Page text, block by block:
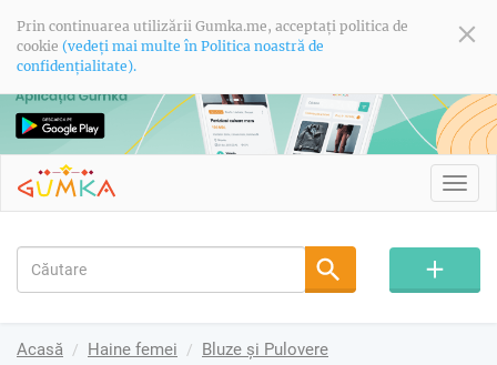
Prin continuarea utilizării Gumka.me, acceptați politica de
cookie (vedeți mai multe în Politica noastră de
confidențialitate).
Acasă Haine femei Bluze și Pulovere